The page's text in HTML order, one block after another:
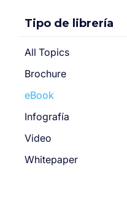
Tipo de librería
All Topics
Brochure
eBook
Infografía
Video
Whitepaper